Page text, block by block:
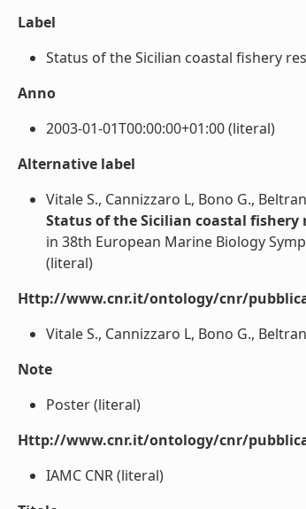
Label
Status of the Sicilian coastal fishery
Anno
2003-01-01T00:00:00+01:00 (literal)
Alternative label
Vitale S., Cannizzaro L, Bono G.,
Status of the Sicilian coastal fishery
in 38th European Marine Biology
(literal)
Http://www.cnr.it/ontology/cnr/
Vitale S., Cannizzaro L, Bono G.,
Note
Poster (literal)
Http://www.cnr.it/ontology/cnr/
IAMC CNR (literal)